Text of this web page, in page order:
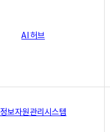
AI 허브
정보자원관리시스템